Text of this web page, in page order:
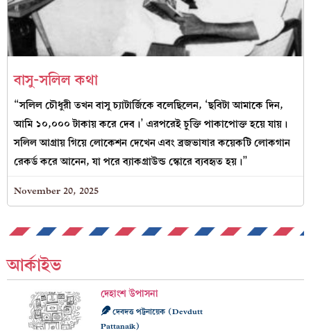
বাসু-সলিল কথা
“সলিল চৌধুরী তখন বাসু চ্যাটার্জিকে বলেছিলেন, ‘ছবিটা আমাকে দিন,
আমি ১০,০০০ টাকায় করে দেব।’ এরপরেই চুক্তি পাকাপোক্ত হয়ে যায়।
সলিল আগ্রায় গিয়ে লোকেশন দেখেন এবং ব্রজভাষার কয়েকটি লোকগান
রেকর্ড করে আনেন, যা পরে ব্যাকগ্রাউন্ড স্কোরে ব্যবহৃত হয়।”
November 20, 2025
আর্কাইভ
দেহাংশ উপাসনা
দেবদত্ত পট্টনায়েক (Devdutt
Pattanaik)